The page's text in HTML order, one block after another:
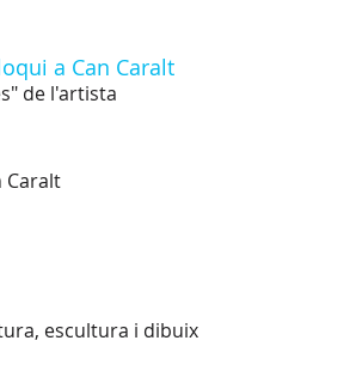
a Can Caralt
de l'artista
Caralt
escultura i dibuix